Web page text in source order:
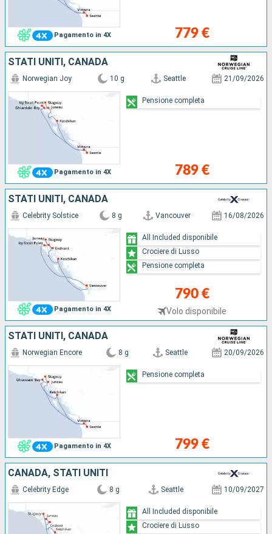
Pagamento in 4X 779 €
STATI UNITI, CANADA
Pagamento in 4X
Norwegian Joy 10 g Seattle 21/09/2026
789 €
Pensione completa
STATI UNITI, CANADA
Pagamento in 4X
Celebrity Solstice 8 g Vancouver 16/08/2026
790 €
Volo disponibile
All Included disponibile
Crociere di Lusso
Pensione completa
STATI UNITI, CANADA
Pagamento in 4X
Norwegian Encore 8 g Seattle 20/09/2026
799 €
Pensione completa
CANADA, STATI UNITI
Celebrity Edge 8 g Seattle 10/09/2027
All Included disponibile
Crociere di Lusso